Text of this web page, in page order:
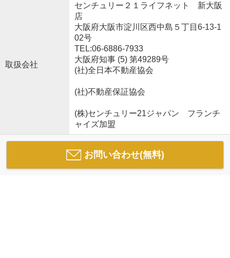
取扱会社
センチュリー２１ライフネット 新大阪
店
大阪府大阪市淀川区西中島５丁目6-13-1
02号
TEL:06-6886-7933
大阪府知事 (5) 第49289号
(社)全日本不動産協会
(社)不動産保証協会
(株)センチュリー21ジャパン フランチ
ャイズ加盟
お問い合わせ(無料)